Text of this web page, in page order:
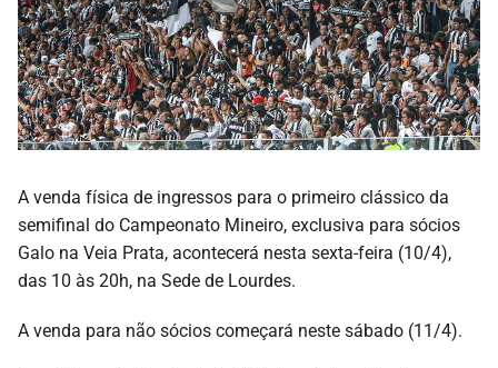
A venda física de ingressos para o primeiro clássico da
semifinal do Campeonato Mineiro, exclusiva para sócios
Galo na Veia Prata, acontecerá nesta sexta-feira (10/4),
das 10 às 20h, na Sede de Lourdes.
A venda para não sócios começará neste sábado (11/4).